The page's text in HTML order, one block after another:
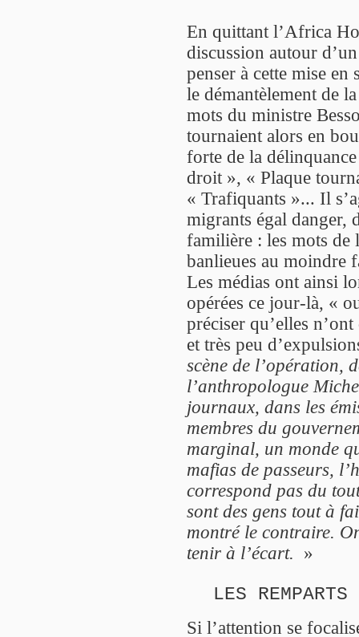
En quittant l’Africa
discussion autour
penser à cette mise
le démantèlement de
mots du ministre
tournaient alors en
forte de la
droit », « Plaque
« Trafiquants »... Il
migrants égal danger,
familière : les mots de
banlieues au moindre
Les médias ont ainsi
opérées ce jour-là, «
préciser qu’elles
et très peu
scène de l’opération,
l’anthropologue
journaux, dans les
membres du
marginal, un monde
mafias de passeurs,
correspond pas du
sont des gens tout à
montré le contraire.
tenir à l’écart. »
LES
Si l’attention se